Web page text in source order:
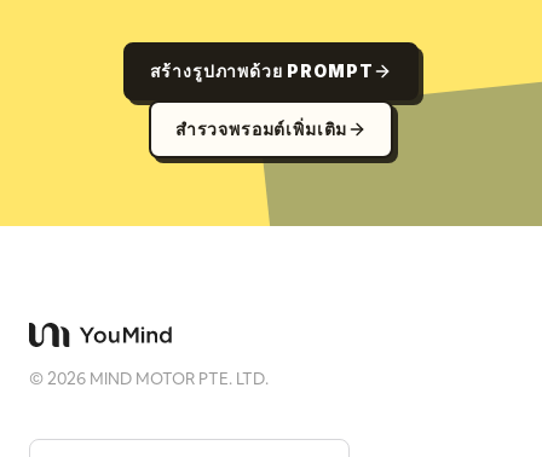
สร้างรูปภาพด้วย PROMPT
สำรวจพรอมต์เพิ่มเติม
©2026 MIND MOTOR PTE. LTD.